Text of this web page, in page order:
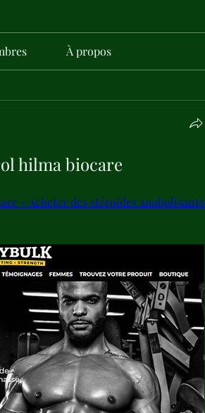
À propos
hilma biocare
- Acheter des stéroïdes anabolisants